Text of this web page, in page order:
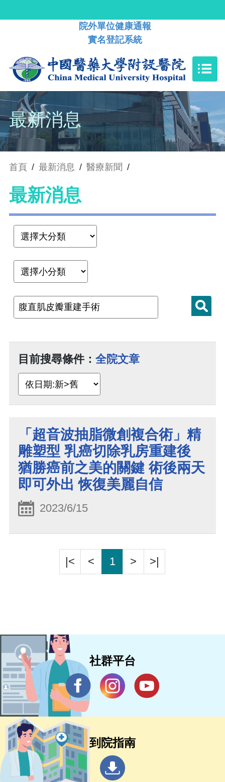
院外單位健康通報
實名登記系統
最新消息
首頁 / 最新消息 / 醫療新聞 /
最新消息
目前搜尋條件： 全院文章
「超音波抽脂微創複合術」精
雕塑型 乳癌切除乳房重建後
猶勝癌前之美的關鍵 術後兩天
即可外出 恢復美麗自信
2023/6/15
|< < 1 > >|
社群平台
到院指南